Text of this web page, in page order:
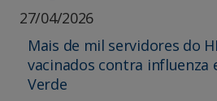
27/04/2026
Mais de mil servidores do
vacinados contra influenza
Verde